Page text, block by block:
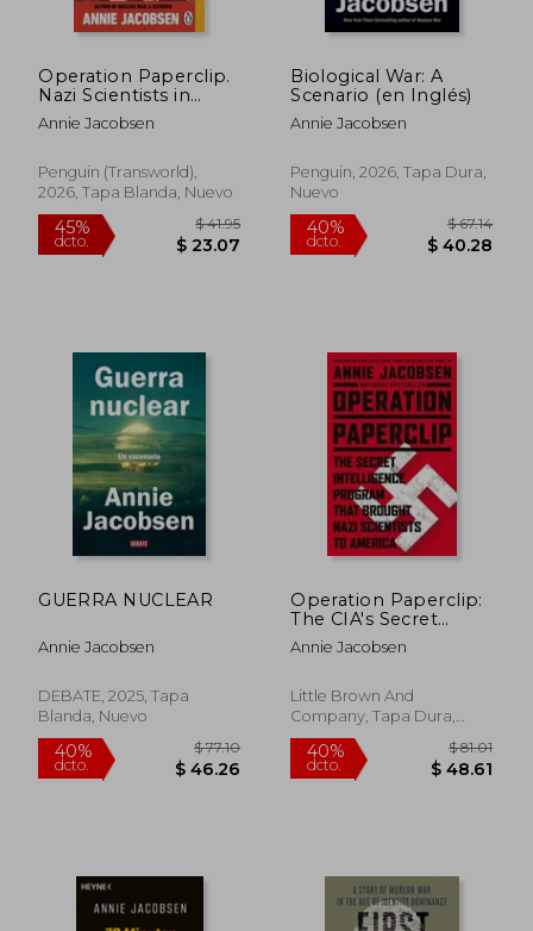
45%
dcto.
45%
dcto.
Operation Paperclip.
Nazi Scientists in
America
Annie Jacobsen
Penguin (Transworld),
2026, Tapa Blanda, Nuevo
Biological War: A
Scenario (en Inglés)
Annie Jacobsen
Penguin, 2026, Tapa Dura,
Nuevo
GUERRA NUCLEAR
Annie Jacobsen
DEBATE, 2025, Tapa
Blanda, Nuevo
Operation Paperclip:
The CIA's Secret
Program to Bring
Nazi Scientists to
Annie Jacobsen
Little Brown And
Company, Tapa Dura,
Nuevo